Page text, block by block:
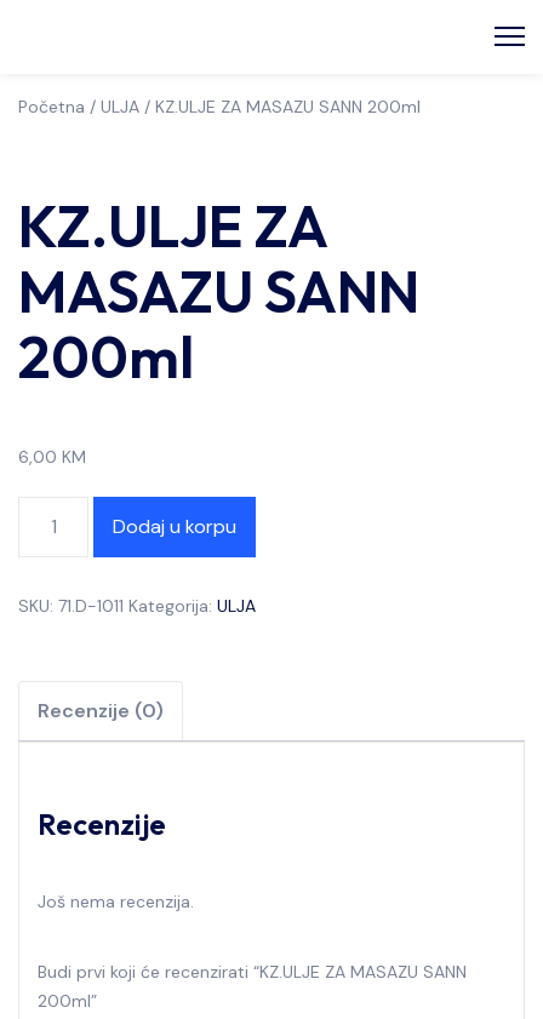
Početna / ULJA / KZ.ULJE ZA MASAZU SANN 200ml
KZ.ULJE ZA
MASAZU SANN
200ml
6,00 KM
Dodaj u korpu
SKU: 71.D-1011 Kategorija: ULJA
Recenzije (0)
Recenzije
Još nema recenzija.
Budi prvi koji će recenzirati “KZ.ULJE ZA MASAZU SANN
200ml”